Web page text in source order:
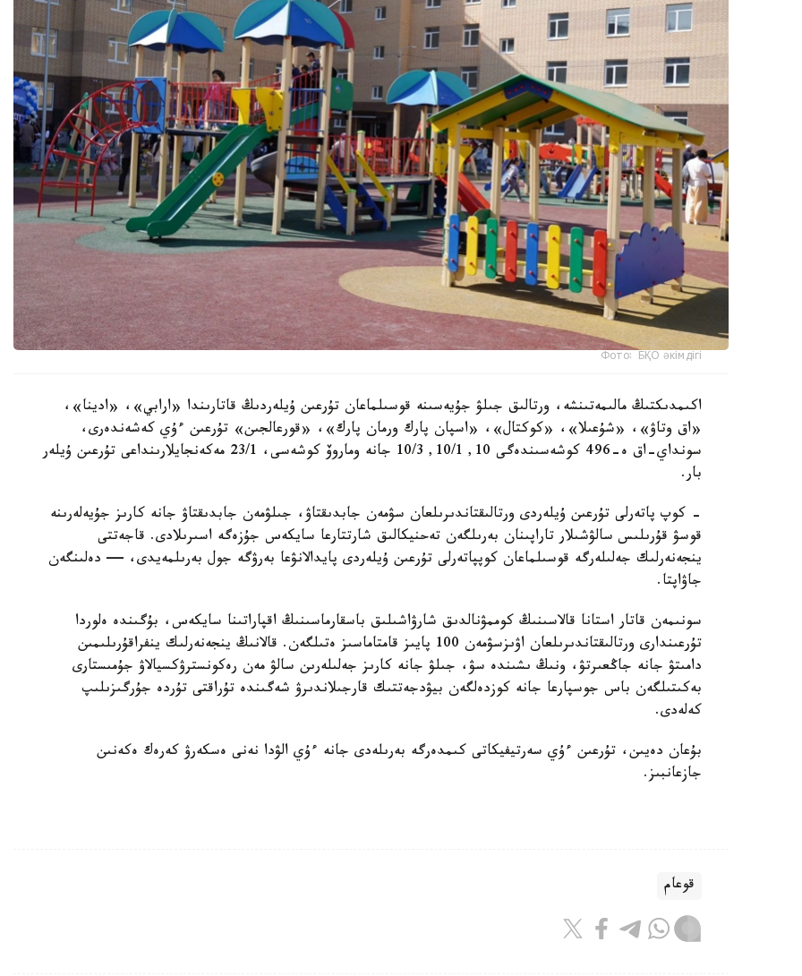
Фото: БҚО әкімдігі
اكىمدىكتىڭ مالىمەتىنشە، ورتالىق جىلۋ جۇيەسىنە قوسىلماعان تۇرعىن ۇيلەردىڭ قاتارىندا «ارابي»، «ادينا»،
«اق وتاۋ»، «شۇعىلا»، «كوكتال»، «اسپان پارك ورمان پارك»، «قورعالجىن» تۇرعىن ءۇي كەشەندەرى،
سونداي-اق ە-496 كوشەسىندەگى 10, 10/1, 10/3 جانە وماروۆ كوشەسى، 23/1 مەكەنجايلارىنداعى تۇرعىن ۇيلەر
بار.
- كوپ پاتەرلى تۇرعىن ۇيلەردى ورتالىقتاندىرىلعان سۋمەن جابدىقتاۋ، جىلۋمەن جابدىقتاۋ جانە كارىز جۇيەلەرىنە
قوسۋ قۇرىلىس سالۋشىلار تاراپىنان بەرىلگەن تەحنيكالىق شارتتارعا سايكەس جۇزەگە اسىرىلادى. قاجەتتى
ينجەنەرلىك جەلىلەرگە قوسىلماعان كوپپاتەرلى تۇرعىن ۇيلەردى پايدالانۋعا بەرۋگە جول بەرىلمەيدى، — دەلىنگەن
جاۋاپتا.
سونىمەن قاتار استانا قالاسىنىڭ كوممۋنالدىق شارۋاشىلىق باسقارماسىنىڭ اقپاراتىنا سايكەس، بۇگىندە ەلوردا
تۇرعىندارى ورتالىقتاندىرىلعان اۋىزسۋمەن 100 پايىز قامتاماسىز ەتىلگەن. قالانىڭ ينجەنەرلىك ينفراقۇرىلىمىن
دامىتۋ جانە جاڭعىرتۋ، ونىڭ ىشىندە سۋ، جىلۋ جانە كارىز جەلىلەرىن سالۋ مەن رەكونسترۋكسيالاۋ جۇمىستارى
بەكىتىلگەن باس جوسپارعا جانە كوزدەلگەن بيۋدجەتتىك قارجىلاندىرۋ شەگىندە تۇراقتى تۇردە جۇرگىزىلىپ
كەلەدى.
بۇعان دەيىن، تۇرعىن ءۇي سەرتيفيكاتى كىمدەرگە بەرىلەدى جانە ءۇي الۋدا نەنى ەسكەرۋ كەرەك ەكەنىن
جازعانبىز.
قوعام